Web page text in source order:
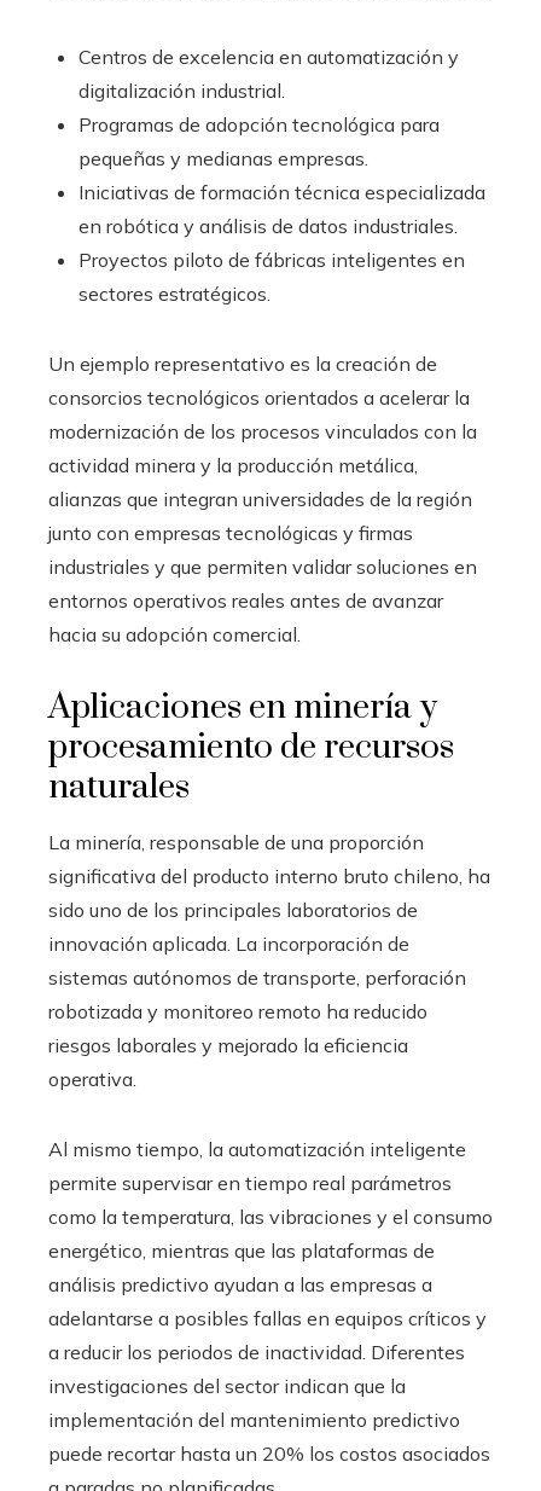
Centros de excelencia en automatización y
digitalización industrial.
Programas de adopción tecnológica para
pequeñas y medianas empresas.
Iniciativas de formación técnica especializada
en robótica y análisis de datos industriales.
Proyectos piloto de fábricas inteligentes en
sectores estratégicos.
Un ejemplo representativo es la creación de
consorcios tecnológicos orientados a acelerar la
modernización de los procesos vinculados con la
actividad minera y la producción metálica,
alianzas que integran universidades de la región
junto con empresas tecnológicas y firmas
industriales y que permiten validar soluciones en
entornos operativos reales antes de avanzar
hacia su adopción comercial.
Aplicaciones en minería y
procesamiento de recursos
naturales
La minería, responsable de una proporción
significativa del producto interno bruto chileno, ha
sido uno de los principales laboratorios de
innovación aplicada. La incorporación de
sistemas autónomos de transporte, perforación
robotizada y monitoreo remoto ha reducido
riesgos laborales y mejorado la eficiencia
operativa.
Al mismo tiempo, la automatización inteligente
permite supervisar en tiempo real parámetros
como la temperatura, las vibraciones y el consumo
energético, mientras que las plataformas de
análisis predictivo ayudan a las empresas a
adelantarse a posibles fallas en equipos críticos y
a reducir los periodos de inactividad. Diferentes
investigaciones del sector indican que la
implementación del mantenimiento predictivo
puede recortar hasta un 20% los costos asociados